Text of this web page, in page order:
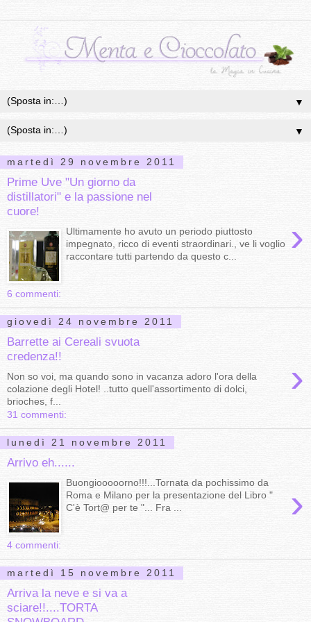
▼
▼
martedì 29 novembre 2011
Prime Uve "Un giorno da
distillatori" e la passione nel
cuore!
›
Ultimamente ho avuto un periodo piuttosto
impegnato, ricco di eventi straordinari., ve li voglio
raccontare tutti partendo da questo c...
6 commenti:
giovedì 24 novembre 2011
Barrette ai Cereali svuota
credenza!!
›
Non so voi, ma quando sono in vacanza adoro l'ora della
colazione degli Hotel! ..tutto quell'assortimento di dolci,
brioches, f...
31 commenti:
lunedì 21 novembre 2011
Arrivo eh......
›
Buongiooooorno!!!...Tornata da pochissimo da
Roma e Milano per la presentazione del Libro "
C'è Tort@ per te "... Fra ...
4 commenti:
martedì 15 novembre 2011
Arriva la neve e si va a
sciare!!....TORTA